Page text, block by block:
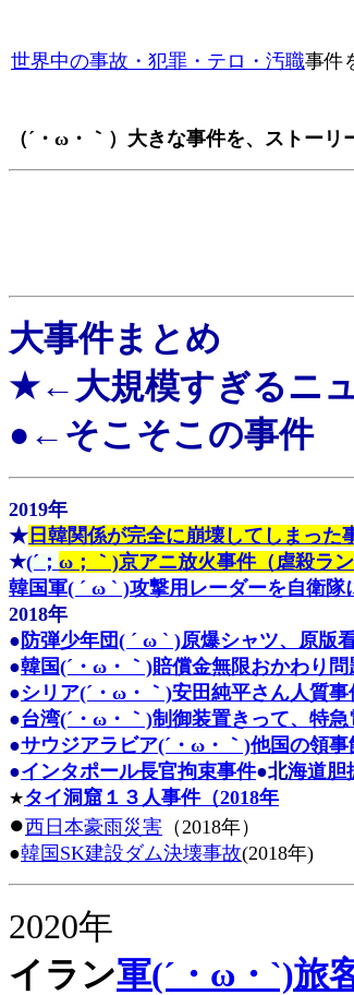
世界中の事故・犯罪・テロ・汚職事件
（´・ω・｀）大きな事件を、ストー
大事件まとめ
★←大規模すぎるニ
●←そこそこの事件
2019年
★ 日韓関係が完全に崩壊してしまった
★(´； ω；｀)京アニ放火事件（虐殺ラ
韓国軍( ´ ω ` )攻撃用レーダーを自衛隊
2018年
● 防弾少年団( ´ ω ` )原爆シャツ、原版
●韓国(´・ω・｀)賠償金無限おかわり問
●シリア(´・ω・｀)安田純平さん人質事
●台湾(´・ω・｀)制御装置きって、特
●サウジアラビア(´・ω・｀)他国の領
●インタポール長官拘束事件●北海道胆
★タイ洞窟１３人事件（2018年
●西日本豪雨災害 （2018年）
●韓国SK建設ダム決壊事故(2018年)
2020年
イラン軍(´・ω・`)旅